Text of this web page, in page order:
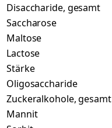
Disaccharide, gesamt
Saccharose
Maltose
Lactose
Stärke
Oligosaccharide
Zuckeralkohole, gesamt
Mannit